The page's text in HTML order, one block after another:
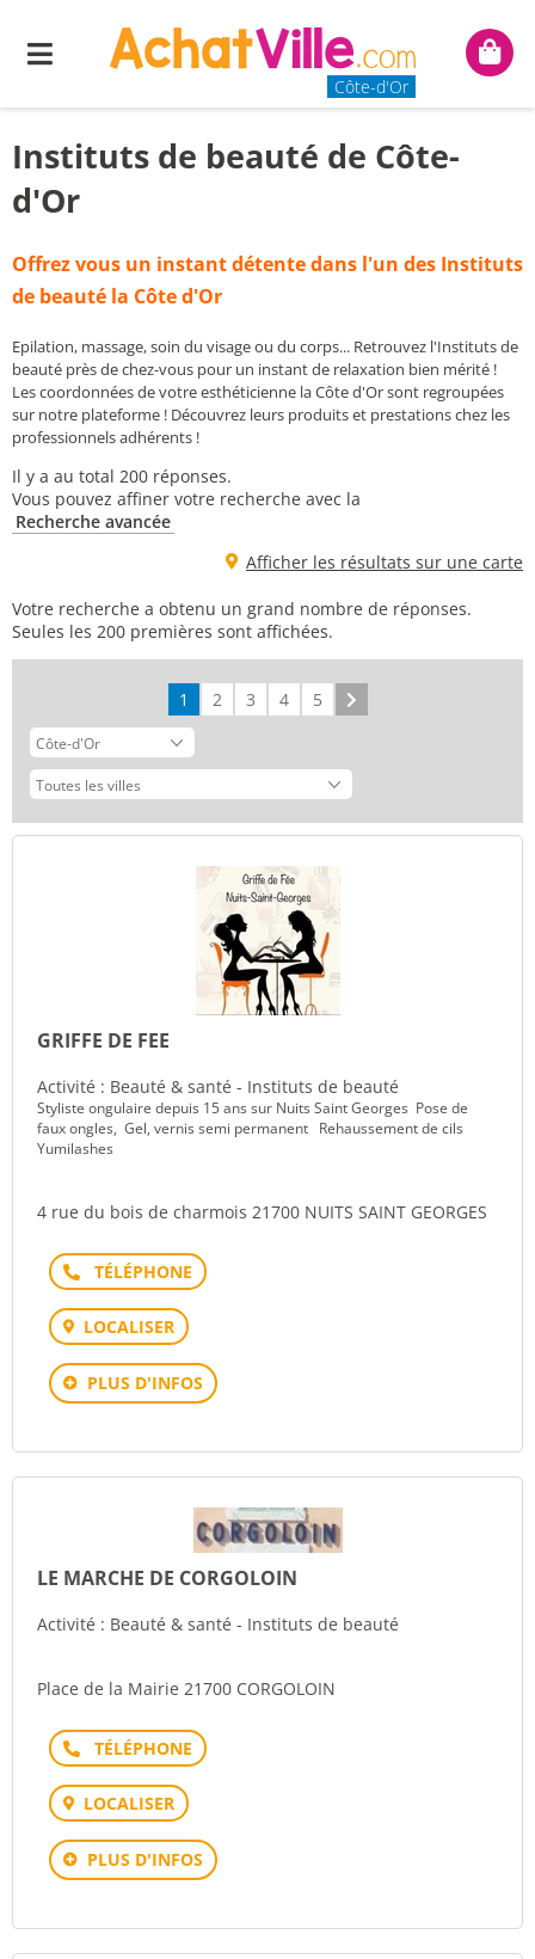
Menu
Côte-d'Or
Mon
Instituts de beauté de Côte-
d'Or
Offrez vous un instant détente dans l'un des Instituts
de beauté la Côte d'Or
Epilation, massage, soin du visage ou du corps... Retrouvez l'Instituts de
beauté près de chez-vous pour un instant de relaxation bien mérité !
Les coordonnées de votre esthéticienne la Côte d'Or sont regroupées
sur notre plateforme ! Découvrez leurs produits et prestations chez les
professionnels adhérents !
Il y a au total 200 réponses.
Vous pouvez affiner votre recherche avec la
Recherche avancée
Afficher les résultats sur une carte
Votre recherche a obtenu un grand nombre de réponses.
Seules les 200 premières sont affichées.
1 2 3 4 5
GRIFFE DE FEE
Activité : Beauté & santé - Instituts de beauté
Styliste ongulaire depuis 15 ans sur Nuits Saint Georges Pose de
faux ongles, Gel, vernis semi permanent Rehaussement de cils
Yumilashes
4 rue du bois de charmois 21700 NUITS SAINT GEORGES
Téléphone
LOCALISER
PLUS D'INFOS
LE MARCHE DE CORGOLOIN
Activité : Beauté & santé - Instituts de beauté
Place de la Mairie 21700 CORGOLOIN
Téléphone
LOCALISER
PLUS D'INFOS